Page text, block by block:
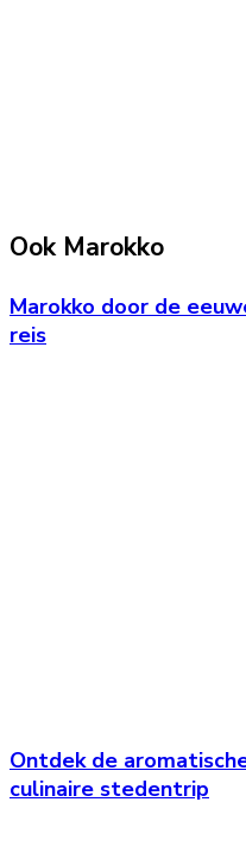
Ook Marokko
Marokko door de
reis
Ontdek de
culinaire stedentrip